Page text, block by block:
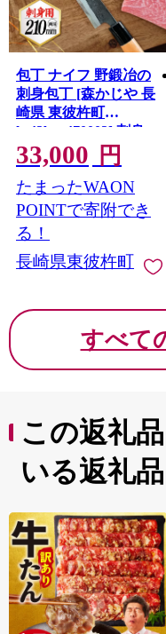
包丁 ナイフ 野鍛冶の
刺身包丁 [森かじや 長
崎県 東彼杵町
hs42bag470003] 刺身
ほうちょう 和包丁 お
つくり 刺身包丁 魚用
33,000 円
たまったWAON
POINTで寄附でき
る！
長崎県東彼杵町
すべて
この返礼
いる返礼品